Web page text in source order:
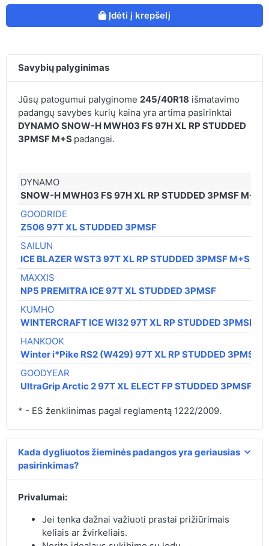
Įdėti į krepšelį
Savybių palyginimas
Jūsų patogumui palyginome 245/40R18 išmatavimo
padangų savybes kurių kaina yra artima pasirinktai
DYNAMO SNOW-H MWH03 FS 97H XL RP STUDDED
3PMSF M+S padangai.
DYNAMO
SNOW-H MWH03 FS 97H XL RP STUDDED 3PMSF M+S
GOODRIDE
Z506 97T XL STUDDED 3PMSF
SAILUN
ICE BLAZER WST3 97T XL RP STUDDED 3PMSF M+S
MAXXIS
NP5 PREMITRA ICE 97T XL STUDDED 3PMSF
KUMHO
WINTERCRAFT ICE WI32 97T XL RP STUDDED 3PMSF
HANKOOK
Winter i*Pike RS2 (W429) 97T XL RP STUDDED 3PMSF
GOODYEAR
UltraGrip Arctic 2 97T XL ELECT FP STUDDED 3PMSF
* - ES ženklinimas pagal reglamentą 1222/2009.
Kada dygliuotos žieminės padangos yra geriausias
pasirinkimas?
Privalumai:
Jei tenka dažnai važiuoti prastai prižiūrimais
keliais ar žvirkeliais.